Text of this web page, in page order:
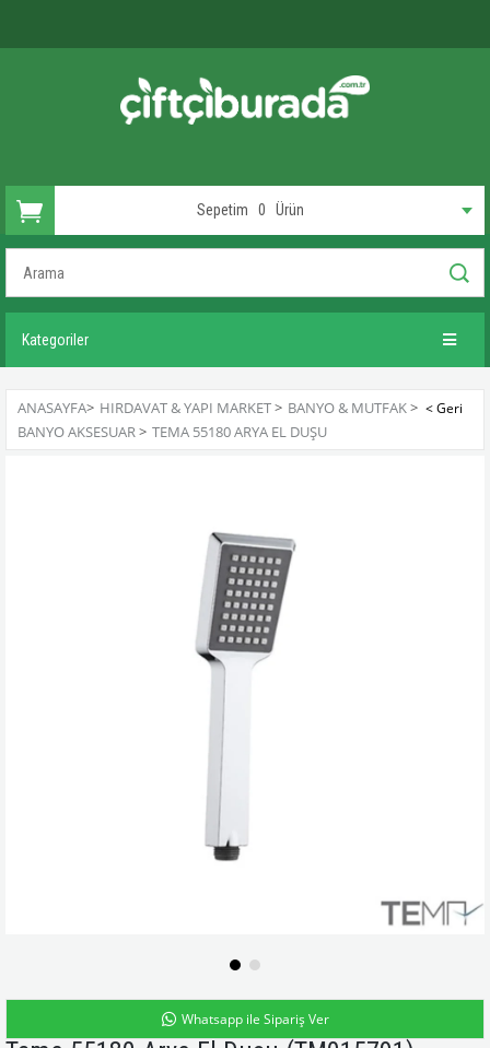
Sepetim 0 Ürün
Kategoriler
ANASAYFA> HIRDAVAT & YAPI MARKET> BANYO & MUTFAK>
BANYO AKSESUAR> TEMA 55180 ARYA EL DUŞU
Whatsapp ile Sipariş Ver